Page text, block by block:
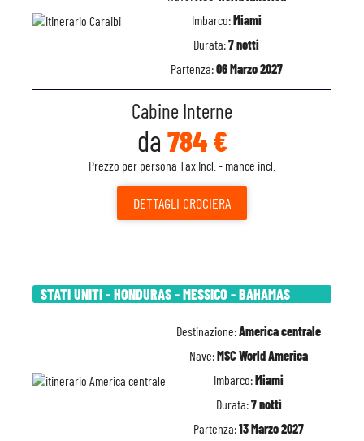
Imbarco:Miami
Durata:7 notti
Partenza:06 Marzo 2027
Cabine Interne
da 784 €
Prezzo per persona Tax Incl. - mance incl.
DETTAGLI CROCIERA
STATI UNITI - HONDURAS - MESSICO - BAHAMAS
Destinazione:America centrale
Nave:MSC World America
Imbarco:Miami
Durata:7 notti
Partenza:13 Marzo 2027